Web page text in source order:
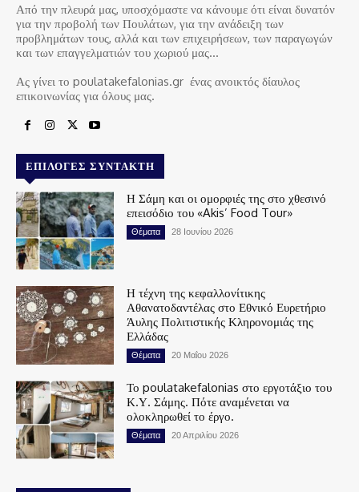
Από την πλευρά μας, υποσχόμαστε να κάνουμε ότι είναι δυνατόν
για την προβολή των Πουλάτων, για την ανάδειξη των
προβλημάτων τους, αλλά και των επιχειρήσεων, των παραγωγών
και των επαγγελματιών του χωριού μας…
Ας γίνει το poulatakefalonias.gr ένας ανοικτός δίαυλος
επικοινωνίας για όλους μας.
ΕΠΙΛΟΓΈΣ ΣΥΝΤΆΚΤΗ
Η Σάμη και οι ομορφιές της στο χθεσινό
επεισόδιο του «Akis’ Food Tour»
Θέματα 28 Ιουνίου 2026
Η τέχνη της κεφαλλονίτικης
Αθανατοδαντέλας στο Εθνικό Ευρετήριο
Άυλης Πολιτιστικής Κληρονομιάς της
Ελλάδας
Θέματα 20 Μαΐου 2026
Το poulatakefalonias στο εργοτάξιο του
Κ.Υ. Σάμης. Πότε αναμένεται να
ολοκληρωθεί το έργο.
Θέματα 20 Απριλίου 2026